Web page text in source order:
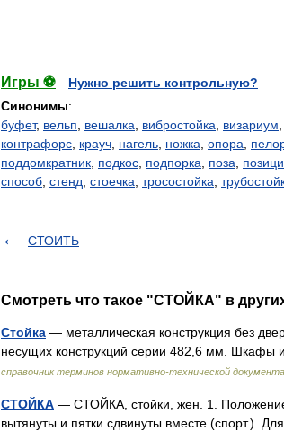
Игры ⚽
Нужно решить контрольную?
Синонимы:
буфет, вельп вешалка вибростойка визариум
контрафорс крауч нагель ножка опора
поддомкратник подкос подпорка поза
способ стенд стоечка тросостойка
СТОИТЬ
Смотреть что такое "СТОЙКА" в
Стойка — металлическая конструкция без
несущих конструкций серии 482,6 мм.
справочник терминов нормативно-технической
СТОЙКА — СТОЙКА, стойки, жен. 1.
вытянуты и пятки сдвинуты вместе (спорт.).